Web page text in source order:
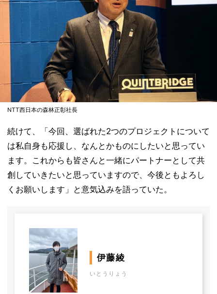
NTT西日本の森林正彰社長
続けて、「今回、選ばれた2つのプロジェクトについて
は私自身も応援し、なんとかものにしたいと思ってい
ます。これからも皆さんと一緒にパートナーとして共
創していきたいと思っていますので、今後ともよろし
くお願いします」と意気込みを語っていた。
伊藤綾
いとうりょう